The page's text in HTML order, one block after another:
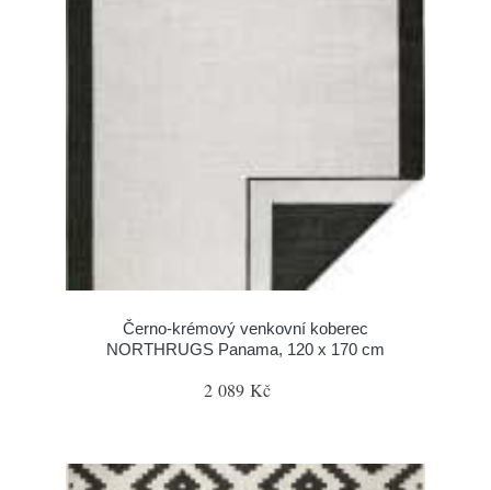
Černo-krémový venkovní koberec
NORTHRUGS Panama, 120 x 170 cm
2 089 Kč